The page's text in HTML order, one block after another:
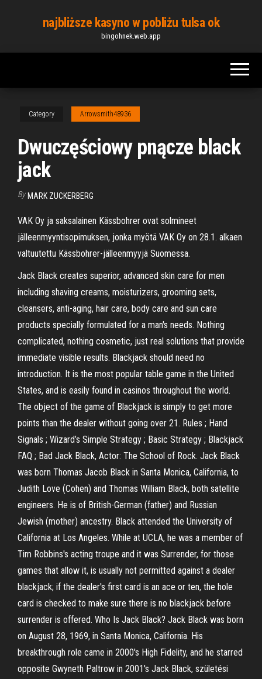
content
najbliższe kasyno w pobliżu tulsa ok
bingohnek.web.app
Category Arrowsmith48936
Dwuczęściowy pnącze black
jack
By MARK ZUCKERBERG
VAK Oy ja saksalainen Kässbohrer ovat solmineet
jälleenmyyntisopimuksen, jonka myötä VAK Oy on 28.1. alkaen
valtuutettu Kässbohrer-jälleenmyyjä Suomessa.
Jack Black creates superior, advanced skin care for men
including shaving creams, moisturizers, grooming sets,
cleansers, anti-aging, hair care, body care and sun care
products specially formulated for a man's needs. Nothing
complicated, nothing cosmetic, just real solutions that provide
immediate visible results. Blackjack should need no
introduction. It is the most popular table game in the United
States, and is easily found in casinos throughout the world.
The object of the game of Blackjack is simply to get more
points than the dealer without going over 21. Rules ; Hand
Signals ; Wizard’s Simple Strategy ; Basic Strategy ; Blackjack
FAQ ; Bad Jack Black, Actor: The School of Rock. Jack Black
was born Thomas Jacob Black in Santa Monica, California, to
Judith Love (Cohen) and Thomas William Black, both satellite
engineers. He is of British-German (father) and Russian
Jewish (mother) ancestry. Black attended the University of
California at Los Angeles. While at UCLA, he was a member of
Tim Robbins's acting troupe and it was Surrender, for those
games that allow it, is usually not permitted against a dealer
blackjack; if the dealer's first card is an ace or ten, the hole
card is checked to make sure there is no blackjack before
surrender is offered. Who Is Jack Black? Jack Black was born
on August 28, 1969, in Santa Monica, California. His
breakthrough role came in 2000's High Fidelity, and he starred
opposite Gwyneth Paltrow in 2001's Jack Black, születési